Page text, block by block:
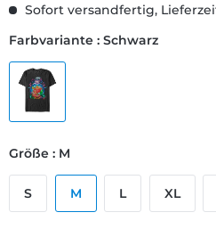
Sofort versandfertig,
Farbvariante : Schwarz
Größe : M
S M L XL